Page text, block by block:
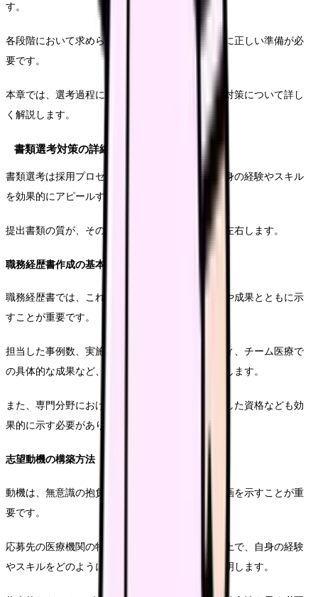
す。
各段階において求められる対策は個別、それぞれに正しい準備が必
要です。
本章では、選考過程における各段階における効果対策について詳し
く解説します。
書類選考対策の詳細
書類選考は採用プロセスの最初の関門であり、自身の経験やスキル
を効果的にアピールする重要な機会となります。
提出書類の質が、その後の選考への進出を大きく左右します。
職務経歴書作成の基本的な考え方
職務経歴書では、これまでの経験を具体的な数値や成果とともに示
すことが重要です。
担当した事例数、実施した特定行為のセキュリティ、チーム医療で
の具体的な成果など、定量的な情報を明確に記載します。
また、専門分野における特筆すべき実績や、取得した資格なども効
果的に示す必要があります。
志望動機の構築方法
動機は、無意識の抱負ではなく、具体的な貢献計画を示すことが重
要です。
応募先の医療機関の特徴や課題を十分に理解した上で、自身の経験
やスキルをどのように生きていくかを具体的に説明します。